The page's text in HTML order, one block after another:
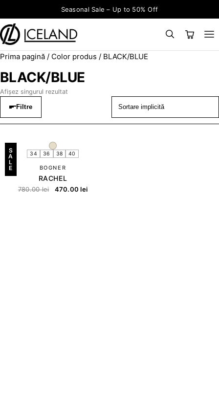
Seasonal Sale – Up to 50% Off
Prima pagină / Color produs / BLACK/BLUE
BLACK/BLUE
Afișez singurul rezultat
Filtre
S
A
L
E
34 36 38 40
BOGNER
RACHEL
780.00lei 470.00lei